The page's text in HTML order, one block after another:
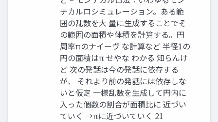
テカルロシミュレーション。ある範
囲の乱数を大 量に生成することでそ
の範囲の面積や体積を計算する。円
周率πのナイーヴ な計算など 半径1の
円の面積はπ せやな わかる 知らんけ
ど 次の発話は今の発話に依存する
が、 それより前の発話には依存しな
いと仮定 一様乱数を生成して円内に
入った個数の割合が面積比に 近づい
ていく →πに近づいていく 21